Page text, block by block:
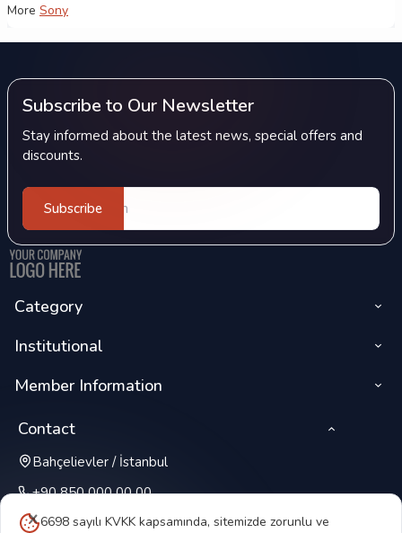
6698 sayılı KVKK kapsamında, sitemizde zorunlu ve
More Sony
Subscribe to Our Newsletter
Stay informed about the latest news, special offers and
discounts.
Subscribe
Category
Institutional
Member Information
Contact
Bahçelievler / İstanbul
+90 850 000 00 00